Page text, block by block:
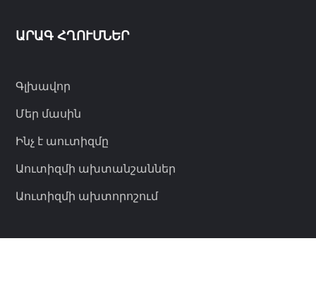
ԱՐԱԳ ՀՂՈՒՄՆԵՐ
Գլխավոր
Մեր մասին
Ինչ է աուտիզմը
Աուտիզմի ախտանշաններ
Աուտիզմի ախտորոշում